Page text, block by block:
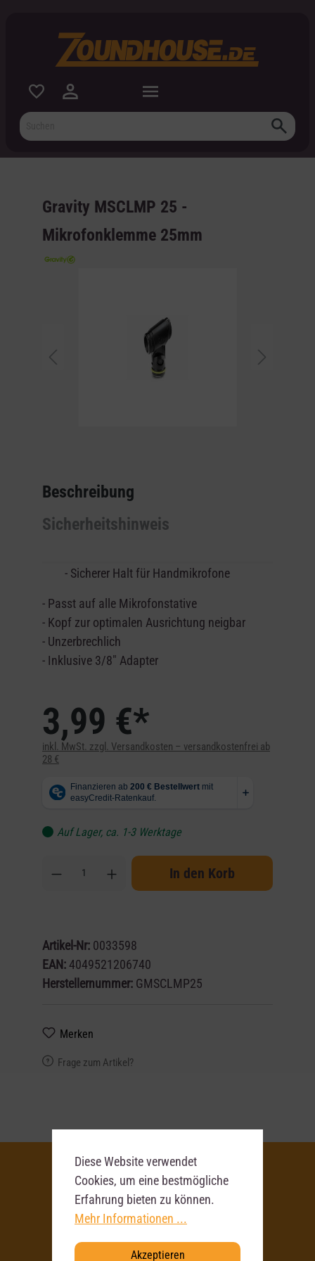
Gravity MSCLMP 25 -
Mikrofonklemme 25mm
Beschreibung
Sicherheitshinweis
- Sicherer Halt für Handmikrofone
- Passt auf alle Mikrofonstative
- Kopf zur optimalen Ausrichtung neigbar
- Unzerbrechlich
- Inklusive 3/8" Adapter
3,99 €*
inkl. MwSt. zzgl. Versandkosten – versandkostenfrei ab
28 €
Auf Lager, ca. 1-3 Werktage
In den Korb
Artikel-Nr: 0033598
EAN:4049521206740
Herstellernummer: GMSCLMP25
Merken
Frage zum Artikel?
Deine
Ansprechpartner
Diese Website verwendet
Cookies, um eine bestmögliche
Erfahrung bieten zu können.
Mehr Informationen ...
Akzeptieren